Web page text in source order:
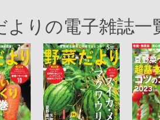
よりの電子雑誌一